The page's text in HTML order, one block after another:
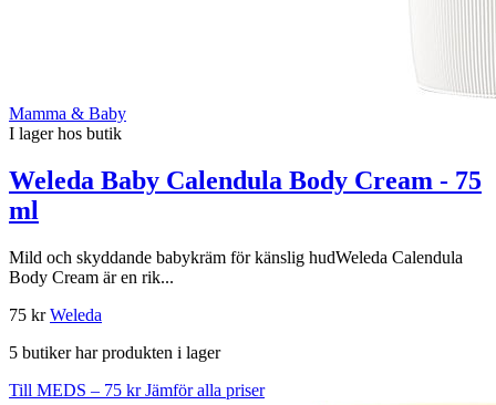
Mamma & Baby
I lager hos butik
Weleda Baby Calendula Body Cream - 75
ml
Mild och skyddande babykräm för känslig hudWeleda Calendula
Body Cream är en rik...
75 krWeleda
5 butiker har produkten i lager
Till MEDS – 75 krJämför alla priser